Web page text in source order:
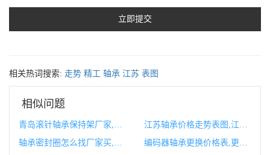
相关热词搜索: 走势 精工 轴承 江苏 表图
相似问题